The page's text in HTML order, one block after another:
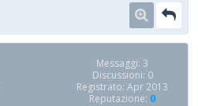
Messaggi: 3
Discussioni: 0
Registrato: Apr 2013
Reputazione: 0